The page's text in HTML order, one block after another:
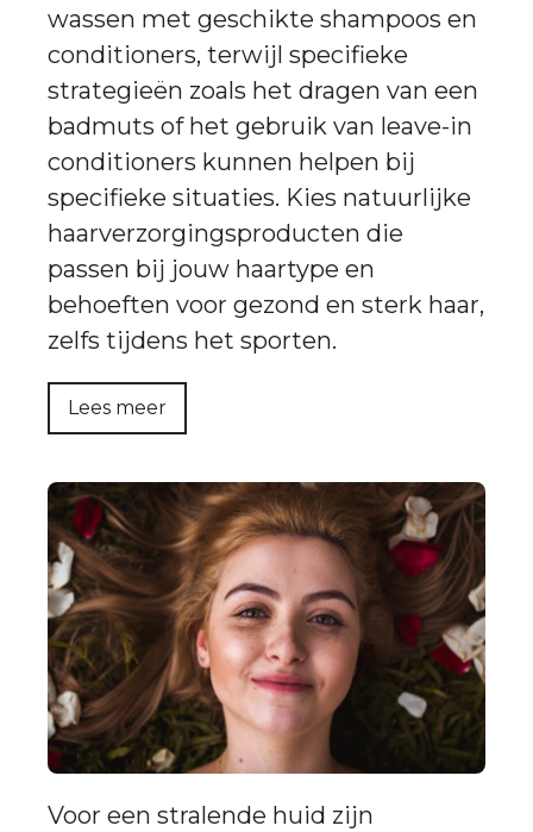
wassen met geschikte shampoos en
conditioners, terwijl specifieke
strategieën zoals het dragen van een
badmuts of het gebruik van leave-in
conditioners kunnen helpen bij
specifieke situaties. Kies natuurlijke
haarverzorgingsproducten die
passen bij jouw haartype en
behoeften voor gezond en sterk haar,
zelfs tijdens het sporten.
Lees meer
Voor een stralende huid zijn